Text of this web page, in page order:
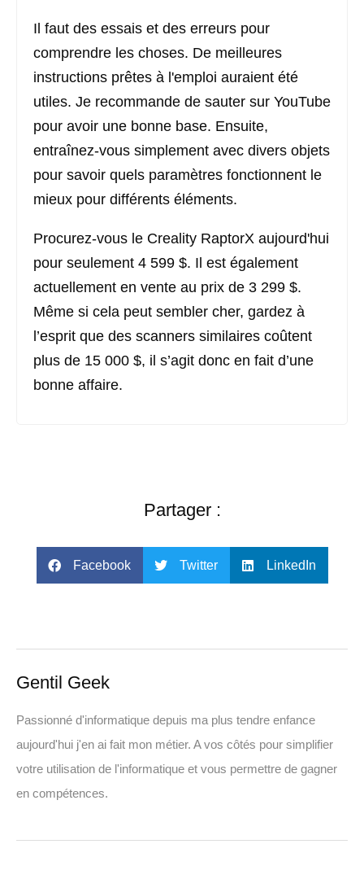
Il faut des essais et des erreurs pour
comprendre les choses. De meilleures
instructions prêtes à l'emploi auraient été
utiles. Je recommande de sauter sur YouTube
pour avoir une bonne base. Ensuite,
entraînez-vous simplement avec divers objets
pour savoir quels paramètres fonctionnent le
mieux pour différents éléments.
Procurez-vous le Creality RaptorX aujourd'hui
pour seulement 4 599 $. Il est également
actuellement en vente au prix de 3 299 $.
Même si cela peut sembler cher, gardez à
l’esprit que des scanners similaires coûtent
plus de 15 000 $, il s’agit donc en fait d’une
bonne affaire.
Partager :
Facebook Twitter LinkedIn
Gentil Geek
Passionné d'informatique depuis ma plus tendre enfance
aujourd'hui j'en ai fait mon métier. A vos côtés pour simplifier
votre utilisation de l'informatique et vous permettre de gagner
en compétences.